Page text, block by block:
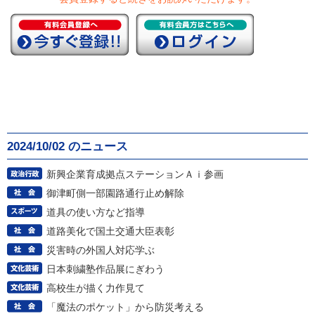
2024/10/02 のニュース
新興企業育成拠点ステーションＡｉ参画
御津町側一部園路通行止め解除
道具の使い方など指導
道路美化で国土交通大臣表彰
災害時の外国人対応学ぶ
日本刺繍塾作品展にぎわう
高校生が描く力作見て
「魔法のポケット」から防災考える